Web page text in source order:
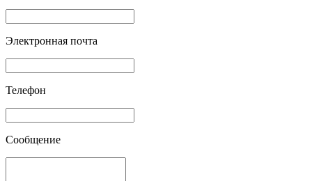
Электронная почта
Телефон
Сообщение